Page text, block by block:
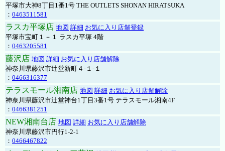
平塚市大神8丁目1番1号 THE OUTLETS SHONAN HIRATSUKA
： 0463511581
ラスカ平塚店 地図 詳細 お気に入り店舗登録
平塚市宝町１－１ ラスカ平塚 4階
： 0463205581
藤沢店 地図 詳細 お気に入り店舗解除
神奈川県藤沢市辻堂新町４-１-１
： 0466316377
テラスモール湘南店 地図 詳細 お気に入り店舗解除
神奈川県藤沢市辻堂神台1丁目3番1号 テラスモール湘南4F
： 0466381251
NEW湘南台店 地図 詳細 お気に入り店舗解除
神奈川県藤沢市円行1-2-1
： 0466467822